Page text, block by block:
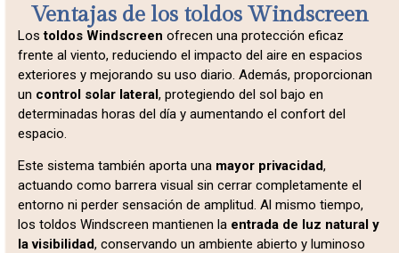
Ventajas de los toldos Windscreen
Lostoldos Windscreen ofrecen una protección eficaz
frente al viento, reduciendo el impacto del aire en espacios
exteriores y mejorando su uso diario. Además, proporcionan
un control solar lateral, protegiendo del sol bajo en
determinadas horas del día y aumentando el confort del
espacio.
Este sistema también aporta una mayor privacidad,
actuando como barrera visual sin cerrar completamente el
entorno ni perder sensación de amplitud. Al mismo tiempo,
los toldos Windscreen mantienen la entrada de luz natural y
la visibilidad, conservando un ambiente abierto y luminoso